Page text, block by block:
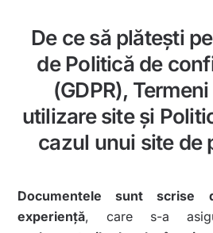
De ce să plătești
de Politică de
(GDPR),
utilizare site și
cazul unui site de
Documentele sunt
experiență, care s-a